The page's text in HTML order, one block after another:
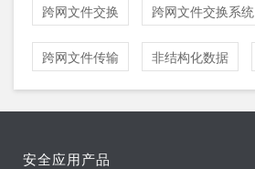
跨网文件交换 跨网文件交换系统
跨网文件传输 非结构化数据
安全应用产品